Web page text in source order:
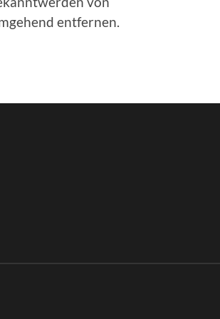
entfernen.